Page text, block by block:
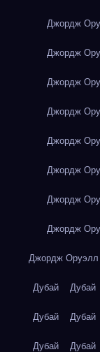
Джордж
Джордж
Джордж
Джордж
Джордж
Джордж
Джордж
Джордж
Джордж
Дубай Дубай
Дубай Дубай
Дубай Дубай